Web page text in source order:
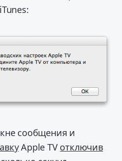
сообщения и
Apple TV отключив